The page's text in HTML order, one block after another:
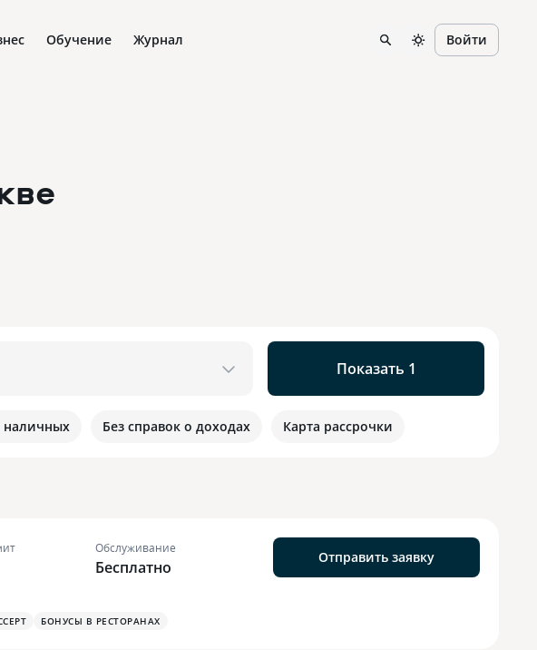
Обучение Журнал Войти
Показать 1
наличных Без справок о доходах Карта рассрочки
Обслуживание
Бесплатно
Отправить заявку
БОНУСЫ В РЕСТОРАНАХ